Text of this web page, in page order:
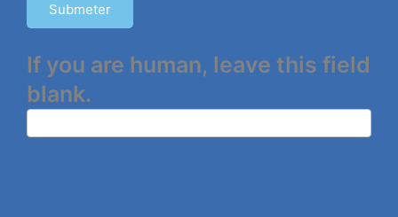
Submeter
If you are human, leave this field
blank.